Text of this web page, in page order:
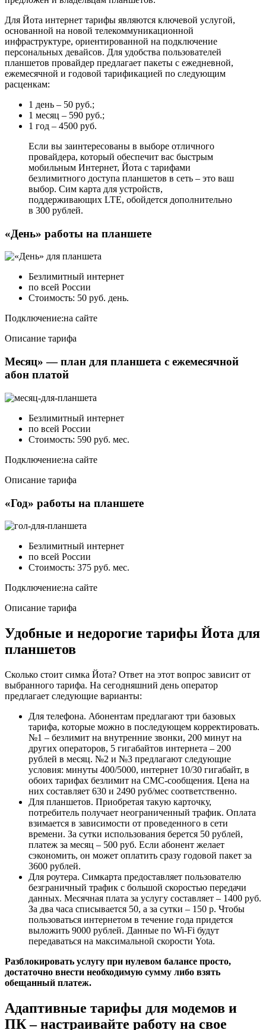
Для Йота интернет тарифы являются ключевой услугой,
основанной на новой телекоммуникационной
инфраструктуре, ориентированной на подключение
персональных девайсов. Для удобства пользователей
планшетов провайдер предлагает пакеты с ежедневной,
ежемесячной и годовой тарификацией по следующим
расценкам:
1 день – 50 руб.;
1 месяц – 590 руб.;
1 год – 4500 руб.
Если вы заинтересованы в выборе отличного
провайдера, который обеспечит вас быстрым
мобильным Интернет, Йота с тарифами
безлимитного доступа планшетов в сеть – это ваш
выбор. Сим карта для устройств,
поддерживающих LTE, обойдется дополнительно
в 300 рублей.
«День» работы на планшете
Безлимитный интернет
по всей России
Стоимость: 50 руб. день.
Подключение:на сайте
Описание тарифа
Месяц» — план для планшета с ежемесячной
абон платой
Безлимитный интернет
по всей России
Стоимость: 590 руб. мес.
Подключение:на сайте
Описание тарифа
«Год» работы на планшете
Безлимитный интернет
по всей России
Стоимость: 375 руб. мес.
Подключение:на сайте
Описание тарифа
Удобные и недорогие тарифы Йота для
планшетов
Сколько стоит симка Йота? Ответ на этот вопрос зависит от
выбранного тарифа. На сегодняшний день оператор
предлагает следующие варианты:
Для телефона. Абонентам предлагают три базовых
тарифа, которые можно в последующем корректировать.
№1 – безлимит на внутренние звонки, 200 минут на
других операторов, 5 гигабайтов интернета – 200
рублей в месяц. №2 и №3 предлагают следующие
условия: минуты 400/5000, интернет 10/30 гигабайт, в
обоих тарифах безлимит на СМС-сообщения. Цена на
них составляет 630 и 2490 руб/мес соответственно.
Для планшетов. Приобретая такую карточку,
потребитель получает неограниченный трафик. Оплата
взимается в зависимости от проведенного в сети
времени. За сутки использования берется 50 рублей,
платеж за месяц – 500 руб. Если абонент желает
сэкономить, он может оплатить сразу годовой пакет за
3600 рублей.
Для роутера. Симкарта предоставляет пользователю
безграничный трафик с большой скоростью передачи
данных. Месячная плата за услугу составляет – 1400 руб.
За два часа списывается 50, а за сутки – 150 р. Чтобы
пользоваться интернетом в течение года придется
выложить 9000 рублей. Данные по Wi-Fi будут
передаваться на максимальной скорости Yota.
Разблокировать услугу при нулевом балансе просто,
достаточно внести необходимую сумму либо взять
обещанный платеж.
Адаптивные тарифы для модемов и
ПК – настраивайте работу на свое